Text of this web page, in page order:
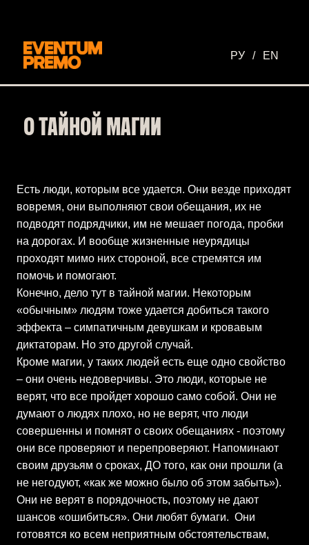
РУ / EN
О ТАЙНОЙ МАГИИ
Есть люди, которым все удается. Они везде приходят
вовремя, они выполняют свои обещания, их не
подводят подрядчики, им не мешает погода, пробки
на дорогах. И вообще жизненные неурядицы
проходят мимо них стороной, все стремятся им
помочь и помогают.
Конечно, дело тут в тайной магии. Некоторым
«обычным» людям тоже удается добиться такого
эффекта – симпатичным девушкам и кровавым
диктаторам. Но это другой случай.
Кроме магии, у таких людей есть еще одно свойство
– они очень недоверчивы. Это люди, которые не
верят, что все пройдет хорошо само собой. Они не
думают о людях плохо, но не верят, что люди
совершенны и помнят о своих обещаниях - поэтому
они все проверяют и перепроверяют. Напоминают
своим друзьям о сроках, ДО того, как они прошли (а
не негодуют, «как же можно было об этом забыть»).
Они не верят в порядочность, поэтому не дают
шансов «ошибиться». Они любят бумаги. Они
готовятся ко всем неприятным обстоятельствам,